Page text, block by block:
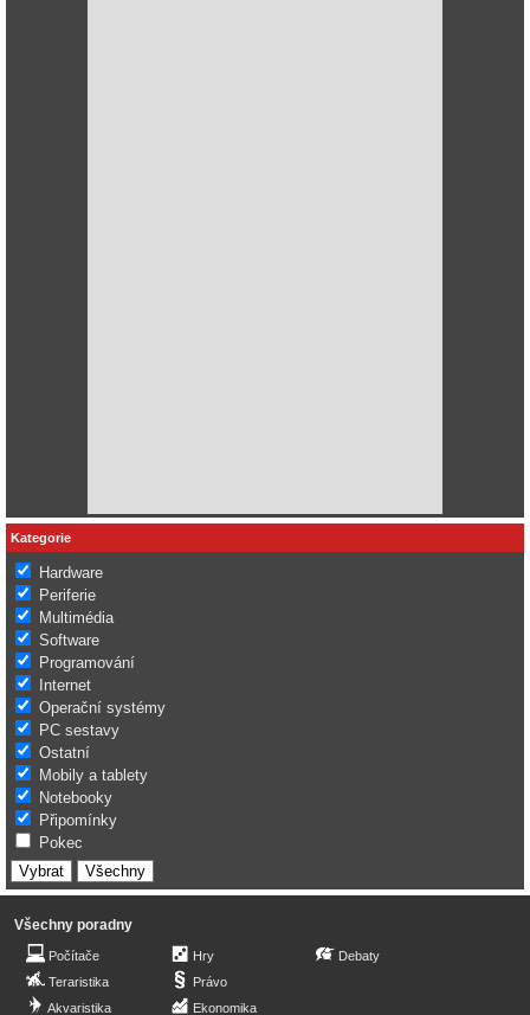
Kategorie
Hardware
Periferie
Multimédia
Software
Programování
Internet
Operační systémy
PC sestavy
Ostatní
Mobily a tablety
Notebooky
Připomínky
Pokec
Všechny poradny
Počítače
Teraristika
Akvaristika
Hry
Právo
Ekonomika
Debaty